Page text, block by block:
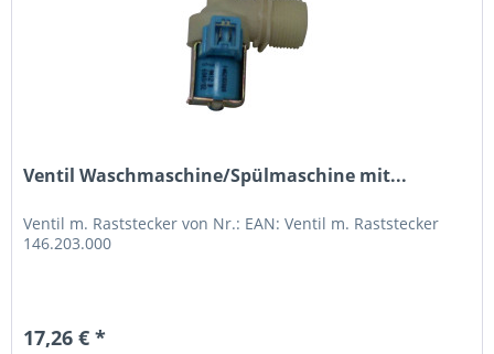
Ventil Waschmaschine/Spülmaschine mit...
Ventil m. Raststecker von Nr.: EAN: Ventil m. Raststecker
146.203.000
17,26 € *